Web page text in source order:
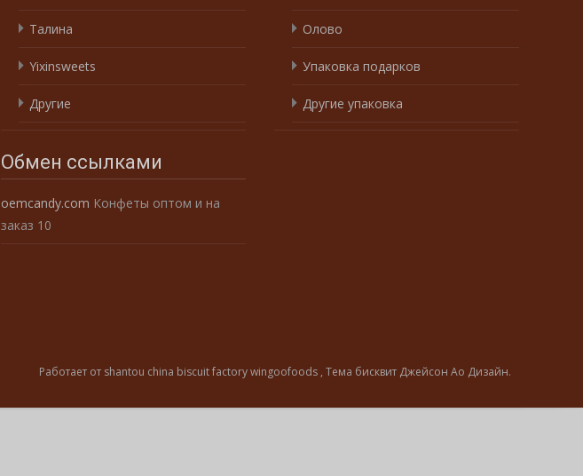
Талина
Yixinsweets
Другие
Олово
Упаковка подарков
Другие упаковка
Обмен ссылками
oemcandy.com Конфеты оптом и на
заказ 10
Работает от shantou china biscuit factory wingoofoods , Тема бисквит Джейсон Ао Дизайн.